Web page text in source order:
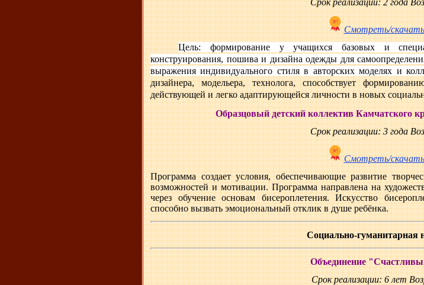
Срок реализации: 2 года
Смотреть/
Цель: формирование у учащихся базовых и
конструирования, пошива и дизайна одежды для
выражения индивидуального стиля в авторских моделях и
дизайнера, модельера, технолога, способствует
действующей и легко адаптирующейся личности в новых
Образцовый детский коллектив Камчатского
Срок реализации: 3 года
Смотреть/
Программа создает условия, обеспечивающие развитие
возможностей и мотивации. Программа направлена на
через обучение основам бисероплетения. Искусство
способно вызвать эмоциональный отклик в душе ребёнка.
Социально-гуманитарная
Объединение
Срок реализации: 6 лет